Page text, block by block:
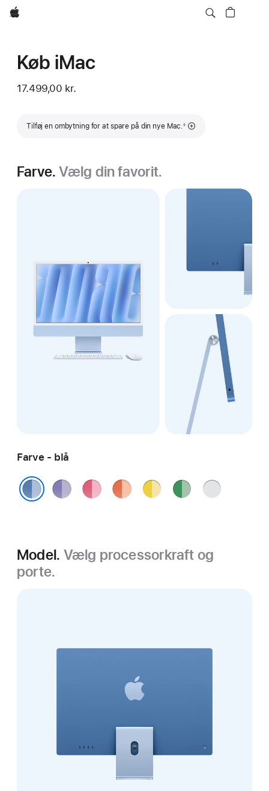
Apple
Køb iMac
17.499,00 kr.
Tilføj en ombytning for at spare på din nye Mac.
Fodnote
◊
Farve. Vælg din favorit.
Farve - blå
lilla lyserødorangegul grøn sølv
Model. Vælg processorkraft og
porte.